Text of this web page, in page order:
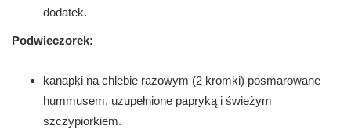
dodatek.
Podwieczorek:
kanapki na chlebie razowym (2 kromki) posmarowane
hummusem, uzupełnione papryką i świeżym
szczypiorkiem.